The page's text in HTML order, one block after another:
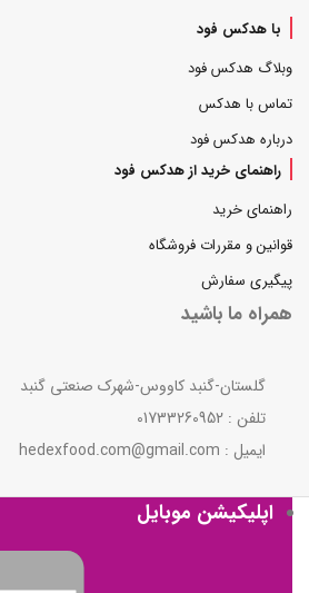
با هدکس فود
وبلاگ هدکس فود
تماس با هدکس
درباره هدکس فود
راهنمای خرید از هدکس فود
راهنمای خرید
قوانین و مقررات فروشگاه
پیگیری سفارش
همراه ما باشید
گلستان-گنبد کاووس-شهرک صنعتی گنبد
تلفن : 01733260952
ایمیل : hedexfood.com@gmail.com
اپلیکیشن موبایل